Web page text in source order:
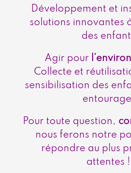
Développement et
solutions innovantes
des
Agir pour
Collecte et
sensibilisation des
Pour toute question,
nous ferons notre
répondre au plus
attentes !